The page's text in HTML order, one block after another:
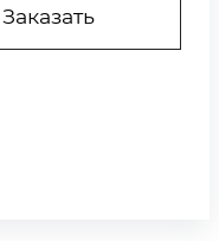
Заказать